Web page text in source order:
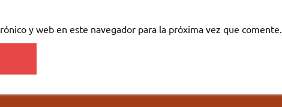
y web en este navegador para la próxima vez que comente.